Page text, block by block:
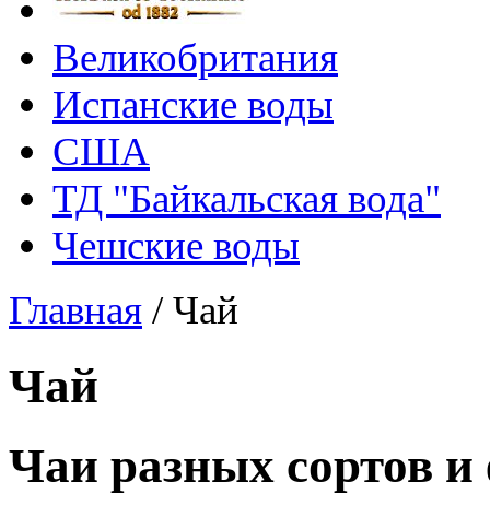
Великобритания
Испанские воды
США
ТД "Байкальская вода"
Чешские воды
Главная /Чай
Чай
Чаи разных сортов и